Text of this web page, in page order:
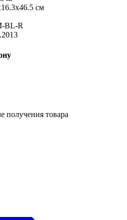
см
BL-R
получения товара